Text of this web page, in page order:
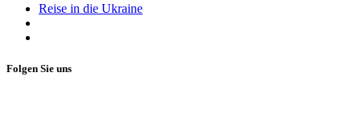
Reise in die Ukraine
Folgen Sie uns